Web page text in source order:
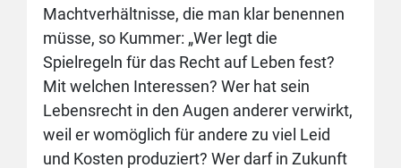
Machtverhältnisse, die man klar benennen
müsse, so Kummer: „Wer legt die
Spielregeln für das Recht auf Leben fest?
Mit welchen Interessen? Wer hat sein
Lebensrecht in den Augen anderer verwirkt,
weil er womöglich für andere zu viel Leid
und Kosten produziert? Wer darf in Zukunft